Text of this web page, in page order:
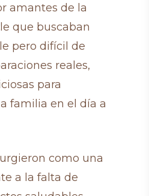
amantes de la
que buscaban
pero difícil de
reales,
para
familia en el día a
como una
a la falta de